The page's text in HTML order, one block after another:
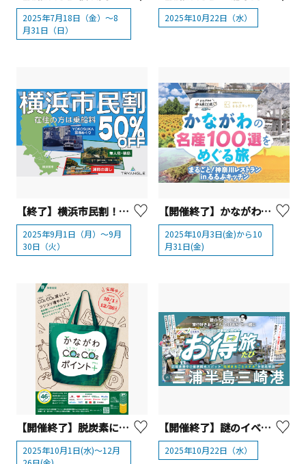
2025年7月18日（金）～8
月31日（日）
2025年10月22日（水）
【終了】横浜市民割！YOKOSUKA軍港めぐり・無人島・猿島・浦賀の渡し
2025年9月1日（月）～9月
30日（火）
【開催終了】かながわの名産100選×るるぶキッチン 10/3（金）～「まるごと！神奈川レストラン」開催！
2025年10月3日(金)から10
月31日(金)
【開催終了】脱炭素につながる商品の購入等でポイントを上乗せ「かながわCO2CO2ポイント+」
2025年10月1日(水)～12月
【開催終了】謎のイベントMC「ひげおぢ」と一緒に日本旅行のベテラン添乗員が教える“お得旅” in 三浦半島・三崎港
2025年10月22日（水）